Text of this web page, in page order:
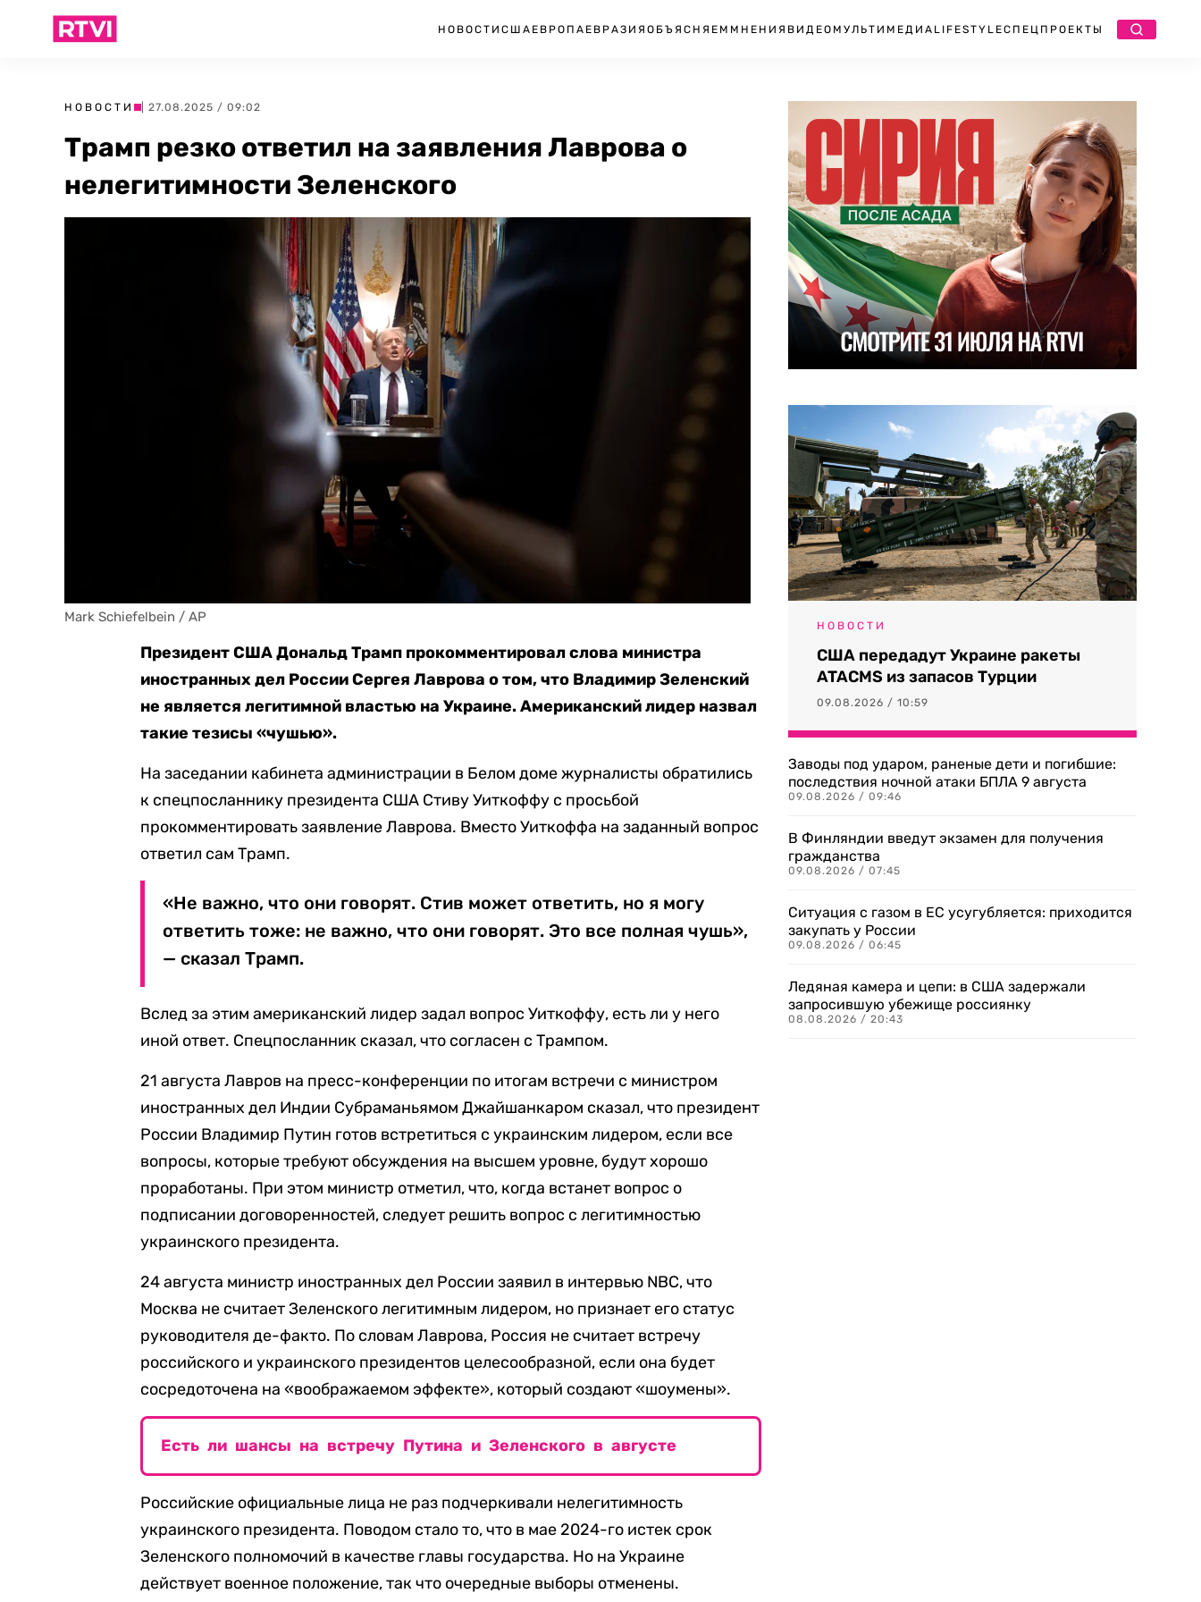
НОВОСТИ США ЕВРОПА ЕВРАЗИЯ ОБЪЯСНЯЕМ МНЕНИЯ ВИДЕО МУЛЬТИМЕДИА LIFESTYLEСПЕЦПРОЕКТЫ
НОВОСТИ | 27.08.2025 / 09:02
Трамп резко ответил на заявления Лаврова о
нелегитимности Зеленского
Mark Schiefelbein / AP
Президент США Дональд Трамп прокомментировал слова министра
иностранных дел России Сергея Лаврова о том, что Владимир Зеленский
не является легитимной властью на Украине. Американский лидер назвал
такие тезисы «чушью».
На заседании кабинета администрации в Белом доме журналисты обратились
к спецпосланнику президента США Стиву Уиткоффу с просьбой
прокомментировать заявление Лаврова. Вместо Уиткоффа на заданный вопрос
ответил сам Трамп.
«Не важно, что они говорят. Стив может ответить, но я могу
ответить тоже: не важно, что они говорят. Это все полная чушь»,
— сказал Трамп.
Вслед за этим американский лидер задал вопрос Уиткоффу, есть ли у него
иной ответ. Спецпосланник сказал, что согласен с Трампом.
21 августа Лавров на пресс-конференции по итогам встречи с министром
иностранных дел Индии Субраманьямом Джайшанкаром сказал, что президент
России Владимир Путин готов встретиться с украинским лидером, если все
вопросы, которые требуют обсуждения на высшем уровне, будут хорошо
проработаны. При этом министр отметил, что, когда встанет вопрос о
подписании договоренностей, следует решить вопрос с легитимностью
украинского президента.
24 августа министр иностранных дел России заявил в интервью NBC, что
Москва не считает Зеленского легитимным лидером, но признает его статус
руководителя де-факто. По словам Лаврова, Россия не считает встречу
российского и украинского президентов целесообразной, если она будет
сосредоточена на «воображаемом эффекте», который создают «шоумены».
Есть ли шансы на встречу Путина и Зеленского в августе
Российские официальные лица не раз подчеркивали нелегитимность
украинского президента. Поводом стало то, что в мае 2024-го истек срок
Зеленского полномочий в качестве главы государства. Но на Украине
действует военное положение, так что очередные выборы отменены.
НОВОСТИ
США передадут Украине ракеты
ATACMS из запасов Турции
09.08.2026 / 10:59
Заводы под ударом, раненые дети и погибшие:
последствия ночной атаки БПЛА 9 августа
09.08.2026 / 09:46
В Финляндии введут экзамен для получения
гражданства
09.08.2026 / 07:45
Ситуация с газом в ЕС усугубляется: приходится
закупать у России
09.08.2026 / 06:45
Ледяная камера и цепи: в США задержали
запросившую убежище россиянку
08.08.2026 / 20:43